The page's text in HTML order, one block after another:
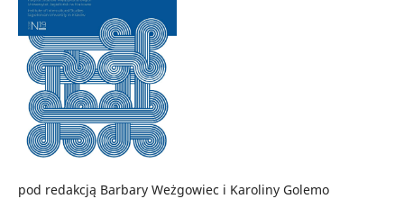
pod redakcją Barbary Weżgowiec i Karoliny Golemo